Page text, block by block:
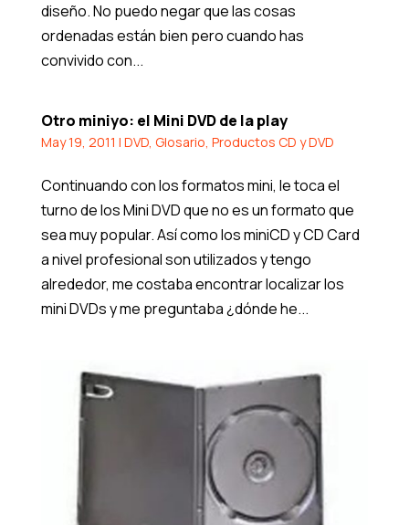
diseño. No puedo negar que las cosas
ordenadas están bien pero cuando has
convivido con...
Otro miniyo: el Mini DVD de la play
May 19, 2011 | DVD, Glosario, Productos CD y DVD
Continuando con los formatos mini, le toca el
turno de los Mini DVD que no es un formato que
sea muy popular. Así como los miniCD y CD Card
a nivel profesional son utilizados y tengo
alrededor, me costaba encontrar localizar los
mini DVDs y me preguntaba ¿dónde he...